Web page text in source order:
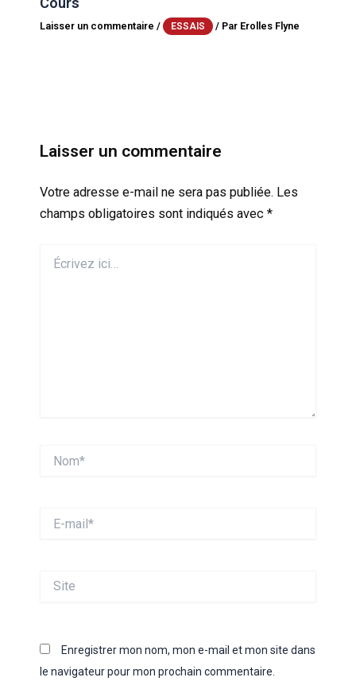
Laisser un commentaire / ESSAIS / Par Erolles Flyne
Laisser un commentaire
Votre adresse e-mail ne sera pas publiée. Les
champs obligatoires sont indiqués avec *
ici…
mail*
Enregistrer mon nom, mon e-mail et mon site dans
le navigateur pour mon prochain commentaire.